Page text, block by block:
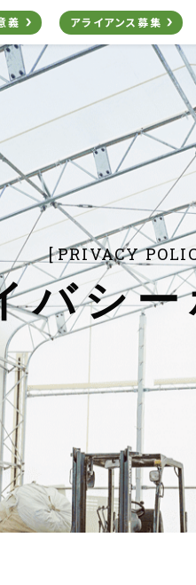
義 アライアンス募集
PRIVACY
バシー